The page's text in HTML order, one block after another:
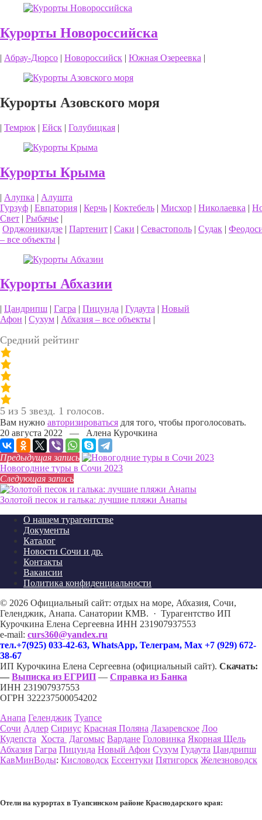
Курорты Новороссийска
| Абрау-Дюрсо | Новороссийск | Южная Озереевка |
Курорты Азовского моря
| Темрюк | Ейск | Голубицкая |
Курорты Крыма
| Алупка | Алушта
Гурзуф | Евпатория | Керчь | Коктебель | Мисхор | Николаевка |
Свет | Рыбачье |
Орджоникидзе | Партенит | Саки | Севастополь | Судак |
– все объекты |
Курорты Абхазии
| Цандрипш | Гагра | Пицунда | Гудаута | Новый
Афон | Сухум | Абхазия – все объекты |
Средний рейтинг
5 из 5 звезд. 1 голосов.
Вам нужно авторизироваться для того, чтобы проголосовать.
20 августа 2022 — Алена Курочкина
Предыдущая запись
Новогодние туры в Сочи 2023
Следующая запись
Золотой песок и галька: лучшие пляжи Анапы
О нашем турагентстве
Документы
Каталог
Новости Сочи и др.
Контакты
Вакансии
Политика конфиденциальности
© 2026 Официальный сайт: отдых на море, Абхазия, Сочи,
Геленджик, Анапа. Санатории КМВ. · Турагентство ИП
Курочкина Елена Сергеевна ИНН 231907937553
e-mail: curs360@yandex.ru
тел.+7(925) 033-42-63, WhatsApp, Телеграм, Max +7 (929) 672-
38-67
ИП Курочкина Елена Сергеевна (официальный сайт). Скачать:
— Выписка из ЕГРИП — Справка из Банка
ИНН 231907937553
ОГРН 322237500054202
Анапа Геленджик Туапсе
Сочи Адлер Сириус Красная Поляна Лазаревское Лоо
Кудепста Хоста Дагомыс Вардане Головинка Якорная Щель
Абхазия Гагра Пицунда Новый Афон Сухум Гудаута Цандрипш
КавМинВоды: Кисловодск Ессентуки Пятигорск Железноводск
Отели на курортах в Туапсинском районе Краснодарского края: